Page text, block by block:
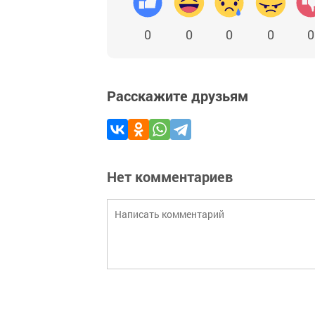
0 0 0 0 0
Расскажите друзьям
Нет комментариев